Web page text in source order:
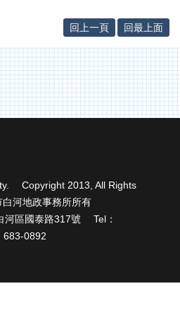
回上一頁 回最上面
Copyright 2013, All Rights
河地政事務所所有
河區國泰路317號 Tel：
0892